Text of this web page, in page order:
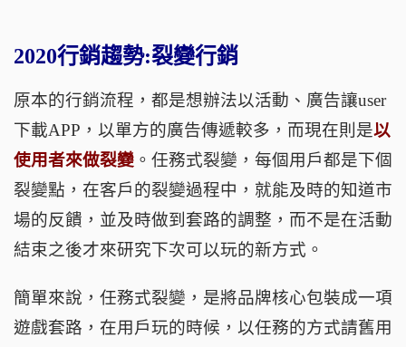
2020行銷趨勢:裂變行銷
原本的行銷流程，都是想辦法以活動、廣告讓user
下載APP ，以單方的廣告傳遞較多，而現在則是以
使用者來做裂變 。任務式裂變，每個用戶都是下個
裂變點，在客戶的裂變過程中，就能及時的知道市
場的反饋，並及時做到套路的調整，而不是在活動
結束之後才來研究下次可以玩的新方式。
簡單來說，任務式裂變，是將品牌核心包裝成一項
遊戲套路，在用戶玩的時候，以任務的方式請舊用